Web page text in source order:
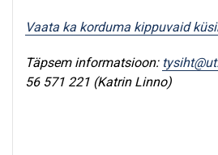
Vaata ka korduma kippuvaid
Täpsem informatsioon:
56 571 221 (Katrin Linno)